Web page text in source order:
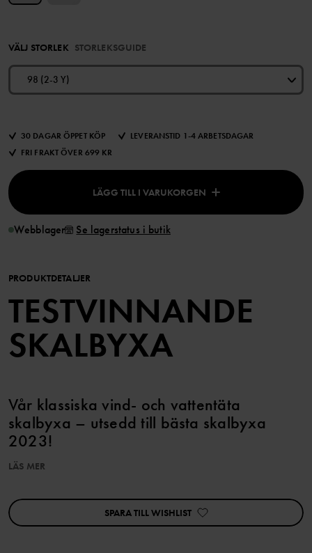
VÄLJ STORLEK STORLEKSGUIDE
98 (2-3 Y)
30 DAGAR ÖPPET KÖP
LEVERANSTID 1-4 ARBETSDAGAR
FRI FRAKT ÖVER 699 KR
LÄGG TILL I VARUKORGEN
Webblager Se lagerstatus i butik
PRODUKTDETALJER
TESTVINNANDE
SKALBYXA
Vår klassiska vind- och vattentäta
skalbyxa – utsedd till bästa skalbyxa
2023!
• Förstärkta på knän och säte
• Avtagbara, justerbara hängslen
• Reglerbar midja
LÄS MER
SPARA TILL WISHLIST